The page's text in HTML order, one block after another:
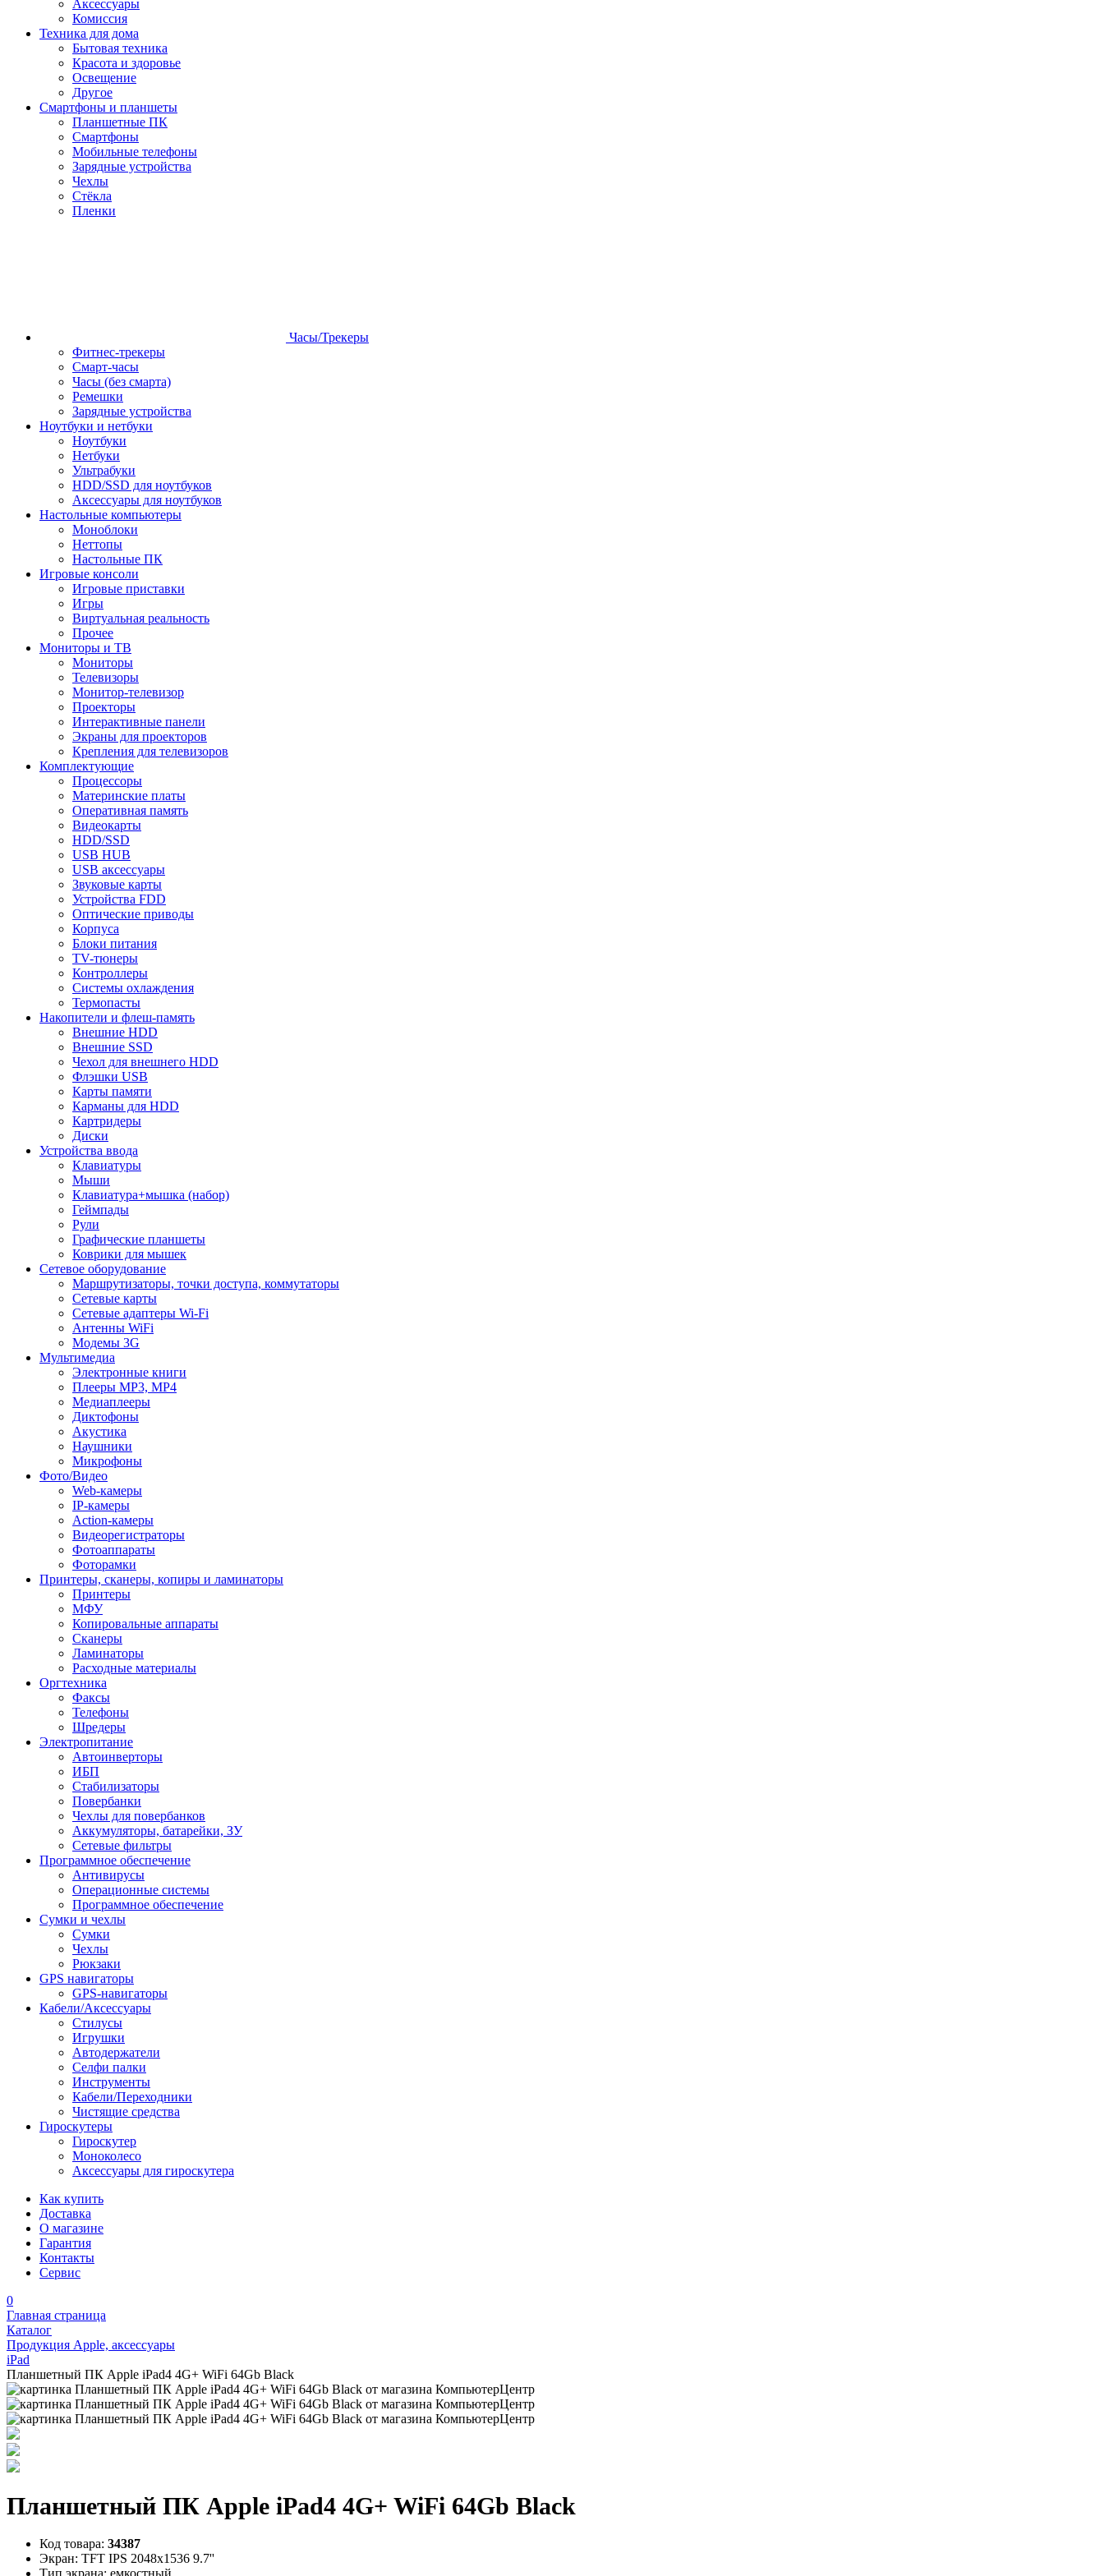
Аксессуары
Комиссия
Техника для дома
Бытовая техника
Красота и здоровье
Освещение
Другое
Смартфоны и планшеты
Планшетные ПК
Смартфоны
Мобильные телефоны
Зарядные устройства
Чехлы
Стёкла
Пленки
Часы/Трекеры
Фитнес-трекеры
Смарт-часы
Часы (без смарта)
Ремешки
Зарядные устройства
Ноутбуки и нетбуки
Ноутбуки
Нетбуки
Ультрабуки
HDD/SSD для ноутбуков
Аксессуары для ноутбуков
Настольные компьютеры
Моноблоки
Неттопы
Настольные ПК
Игровые консоли
Игровые приставки
Игры
Виртуальная реальность
Прочее
Мониторы и ТВ
Мониторы
Телевизоры
Монитор-телевизор
Проекторы
Интерактивные панели
Экраны для проекторов
Крепления для телевизоров
Комплектующие
Процессоры
Материнские платы
Оперативная память
Видеокарты
HDD/SSD
USB HUB
USB аксессуары
Звуковые карты
Устройства FDD
Оптические приводы
Корпуса
Блоки питания
TV-тюнеры
Контроллеры
Системы охлаждения
Термопасты
Накопители и флеш-память
Внешние HDD
Внешние SSD
Чехол для внешнего HDD
Флэшки USB
Карты памяти
Карманы для HDD
Картридеры
Диски
Устройства ввода
Клавиатуры
Мыши
Клавиатура+мышка (набор)
Геймпады
Рули
Графические планшеты
Коврики для мышек
Сетевое оборудование
Маршрутизаторы, точки доступа, коммутаторы
Сетевые карты
Сетевые адаптеры Wi-Fi
Антенны WiFi
Модемы 3G
Мультимедиа
Электронные книги
Плееры MP3, MP4
Медиаплееры
Диктофоны
Акустика
Наушники
Микрофоны
Фото/Видео
Web-камеры
IP-камеры
Action-камеры
Видеорегистраторы
Фотоаппараты
Фоторамки
Принтеры, сканеры, копиры и ламинаторы
Принтеры
МФУ
Копировальные аппараты
Сканеры
Ламинаторы
Расходные материалы
Оргтехника
Факсы
Телефоны
Шредеры
Электропитание
Автоинверторы
ИБП
Стабилизаторы
Повербанки
Чехлы для повербанков
Аккумуляторы, батарейки, ЗУ
Сетевые фильтры
Программное обеспечение
Антивирусы
Операционные системы
Программное обеспечение
Сумки и чехлы
Сумки
Чехлы
Рюкзаки
GPS навигаторы
GPS-навигаторы
Кабели/Аксессуары
Стилусы
Игрушки
Автодержатели
Селфи палки
Инструменты
Кабели/Переходники
Чистящие средства
Гироскутеры
Гироскутер
Моноколесо
Аксессуары для гироскутера
Как купить
Доставка
О магазине
Гарантия
Контакты
Сервис
0
Главная страница
Каталог
Продукция Apple, аксессуары
iPad
Планшетный ПК Apple iPad4 4G+ WiFi 64Gb Black
Планшетный ПК Apple iPad4 4G+ WiFi 64Gb Black
Код товара: 34387
Экран: TFT IPS 2048x1536 9.7''